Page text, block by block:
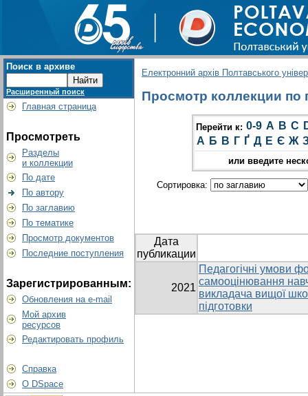
Поиск в архиве
Расширенный поиск
Главная страница
Просмотреть
Разделы
и коллекции
По дате
По автору
По заглавию
По тематике
Просмотр документов
Последние поступления
Зарегистрированным:
Обновления на e-mail
Мой архив
ресурсов
Редактировать профиль
Справка
О DSpace
Електронний архів Полтавського
Просмотр коллекции по
Перейти к: 0-9 A B C
А Б В Г Ґ Д Е Є Ж
или введите
Сортировка:
Дата
публикации
2021
Педагогічні умови
самооцінювання
викладача вищої
підготовки